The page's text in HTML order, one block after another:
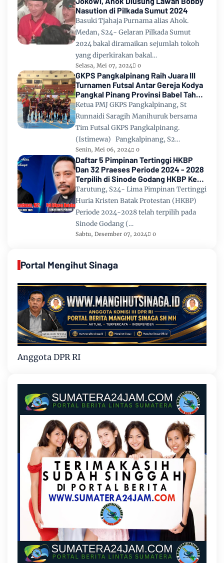
Nasution di Pilkada Sumut 2024
Basuki Tjahaja Purnama alias Ahok.
Medan, S24- Gelaran Pilkada Sumut
2024 bakal diramaikan sejumlah tokoh
yang diperkirakan bakal…
Selasa, Mei 07, 2024 0
GKPS Pangkalpinang Raih Juara III
Turnamen Futsal Antar Gereja Kodya
Pangkal Pinang Provinsi Babel Tahun
2024
Ketua PMJ GKPS Pangkalpinang, St
Runnaidi Saragih Manihuruk bersama
Tim Futsal GKPS Pangkalpinang.
(Istimewa) Pangkalpinang, S2…
Senin, Mei 06, 2024 0
Daftar 5 Pimpinan Tertinggi HKBP
Dan 32 Praeses Periode 2024 - 2028
Terpilih di Sinode Godang HKBP Ke
67 Tahun 2024
Tarutung, S24- Lima Pimpinan Tertinggi
Huria Kristen Batak Protestan (HKBP)
Periode 2024-2028 telah terpilih pada
Sinode Godang (…
Sabtu, Desember 07, 2024 0
Portal Mengihut Sinaga
Anggota DPR RI